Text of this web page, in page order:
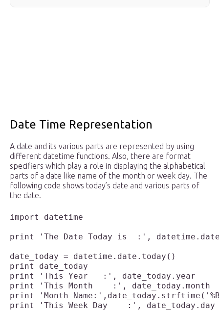
Date Time Representation
A date and its various parts are represented by using
different datetime functions. Also, there are format
specifiers which play a role in displaying the alphabetical
parts of a date like name of the month or week day. The
following code shows today’s date and various parts of
the date.
import datetime
print 'The Date Today is  :',
date_today = datetime.date.today()
print date_today
print 'This Year   :', date_today.year
print 'This Month    :', date_today.month
print 'Month
print 'This Week Day    :', date_today.day